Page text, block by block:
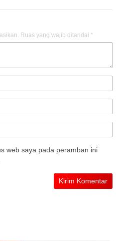
Ruas yang wajib ditandai *
web saya pada peramban ini